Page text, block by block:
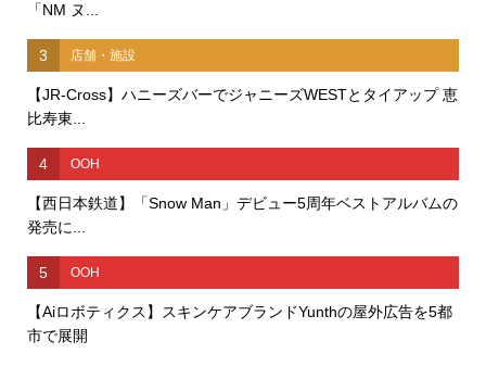
「NM ヌ...
3 店舗・施設
【JR-Cross】ハニーズバーでジャニーズWESTとタイアップ 恵
比寿東...
4 OOH
【西日本鉄道】「Snow Man」デビュー5周年ベストアルバムの
発売に...
5 OOH
【Aiロボティクス】スキンケアブランドYunthの屋外広告を5都
市で展開